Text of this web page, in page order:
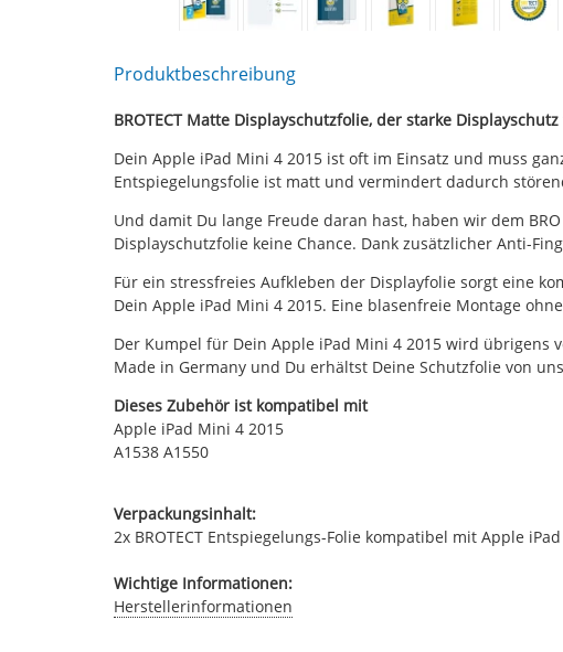
Produktbeschreibung
BROTECT Matte Displayschutzfolie, der starke
Dein Apple iPad Mini 4 2015 ist oft im Einsatz und muss
Entspiegelungsfolie ist matt und vermindert dadurch
Und damit Du lange Freude daran hast, haben wir dem
Displayschutzfolie keine Chance. Dank zusätzlicher Anti-
Für ein stressfreies Aufkleben der Displayfolie sorgt eine
Dein Apple iPad Mini 4 2015. Eine blasenfreie Montage
Der Kumpel für Dein Apple iPad Mini 4 2015 wird übrigens
Made in Germany und Du erhältst Deine Schutzfolie von
Dieses Zubehör ist kompatibel mit
Apple iPad Mini 4 2015
A1538 A1550
Verpackungsinhalt:
2x BROTECT Entspiegelungs-Folie kompatibel mit Apple
Wichtige Informationen:
Herstellerinformationen